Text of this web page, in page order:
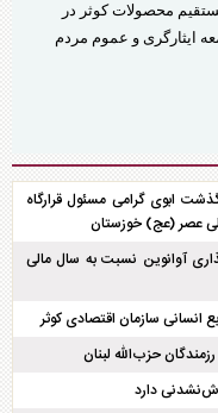
محصولات کوثر در
ایثارگری و عموم مردم
ابوی گرامی مسئول قرارگاه
عصر (عج) خوزستان
آوانوین نسبت به سال مالی
انسانی سازمان اقتصادی کوثر
حزب‌الله لبنان
دارد